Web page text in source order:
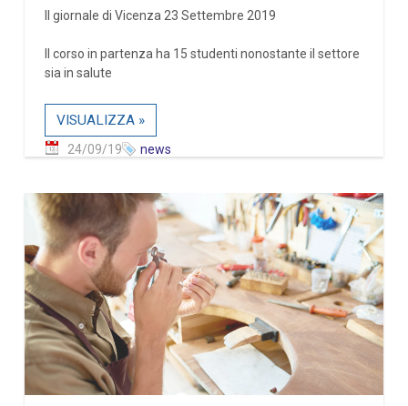
Il giornale di Vicenza 23 Settembre 2019
Il corso in partenza ha 15 studenti nonostante il settore
sia in salute
VISUALIZZA »
24/09/19 news